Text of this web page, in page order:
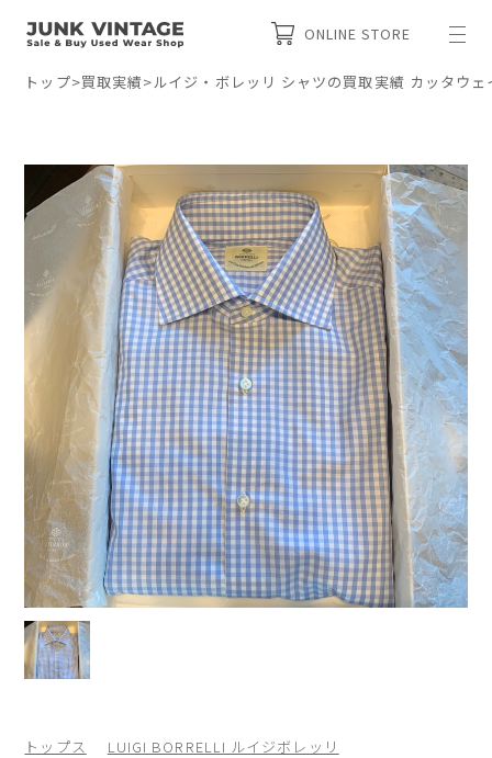
ONLINE STORE
トップ>買取実績>ルイジ・ボレッリ シャツの買取実績 カッタウェ
トップス LUIGI BORRELLI ルイジボレッリ